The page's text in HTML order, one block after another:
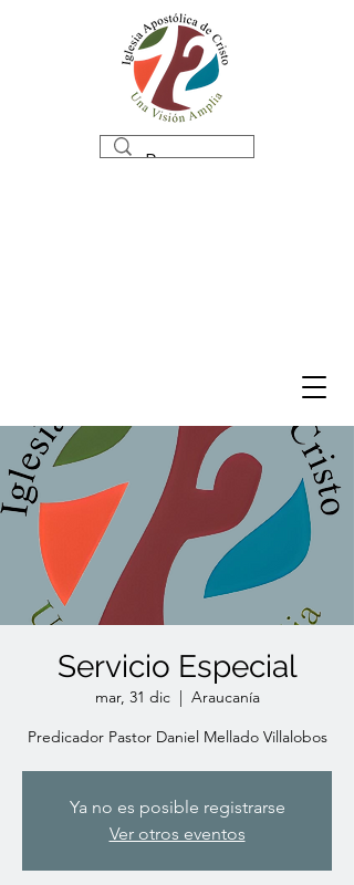
Servicio Especial
mar, 31 dic
  |
Araucanía
Predicador Pastor Daniel Mellado Villalobos
Ya no es posible registrarse
Ver otros eventos